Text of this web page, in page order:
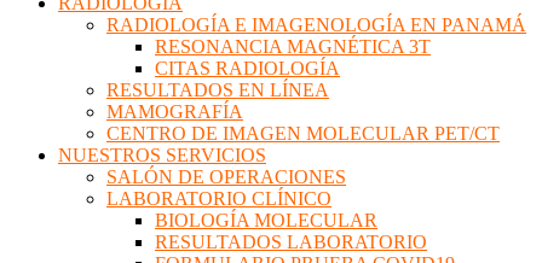
RADIOLOGÍA E IMAGENOLOGÍA EN PANAMÁ
RESONANCIA MAGNÉTICA 3T
CITAS RADIOLOGÍA
RESULTADOS EN LÍNEA
MAMOGRAFÍA
CENTRO DE IMAGEN MOLECULAR PET/CT
NUESTROS SERVICIOS
SALÓN DE OPERACIONES
LABORATORIO CLÍNICO
BIOLOGÍA MOLECULAR
RESULTADOS LABORATORIO